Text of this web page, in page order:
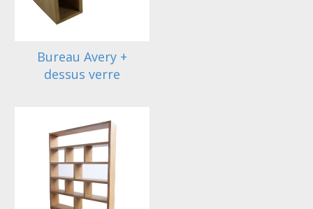
Bureau Avery +
dessus verre